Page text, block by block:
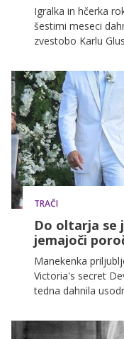
Igralka in hčerka
šestimi meseci
zvestobo Karlu
delila fotografije
TRAČI
Do oltarja se
jemajoči
Manekenka
Victoria's secret
tedna dahnila